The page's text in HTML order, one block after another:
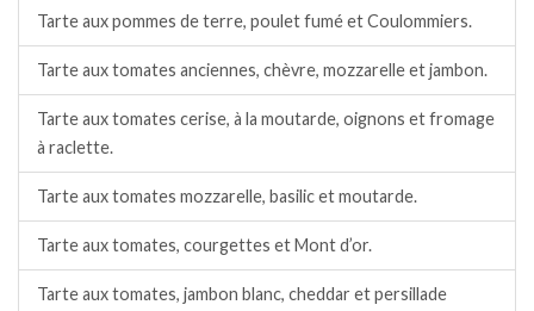
Tarte aux pommes de terre, poulet fumé et Coulommiers.
Tarte aux tomates anciennes, chèvre, mozzarelle et jambon.
Tarte aux tomates cerise, à la moutarde, oignons et fromage
à raclette.
Tarte aux tomates mozzarelle, basilic et moutarde.
Tarte aux tomates, courgettes et Mont d’or.
Tarte aux tomates, jambon blanc, cheddar et persillade